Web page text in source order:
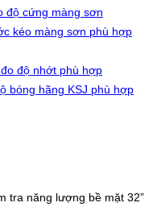
độ cứng màng sơn
kéo màng sơn phù hợp
độ nhớt phù hợp
bóng hãng KSJ phù hợp
tra năng lượng bề mặt 32”